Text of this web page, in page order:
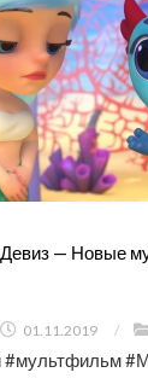
— Новые
01.11.2019 /